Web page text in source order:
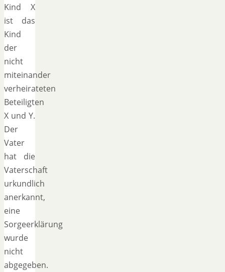
Kind X
ist das
Kind
der
nicht
miteinander
verheirateten
Beteiligten
X und Y.
Der
Vater
hat die
Vaterschaft
urkundlich
anerkannt,
eine
Sorgeerklärung
wurde
nicht
abgegeben.